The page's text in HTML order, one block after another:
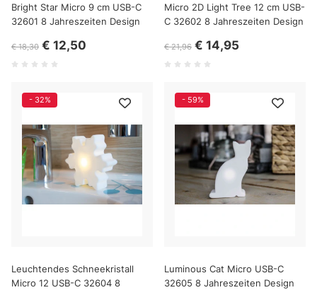
Bright Star Micro 9 cm USB-C
32601 8 Jahreszeiten Design
€ 18,30 € 12,50
Micro 2D Light Tree 12 cm USB-
C 32602 8 Jahreszeiten Design
€ 21,96 € 14,95
- 32%
Leuchtendes Schneekristall
Micro 12 USB-C 32604 8
- 59%
Luminous Cat Micro USB-C
32605 8 Jahreszeiten Design